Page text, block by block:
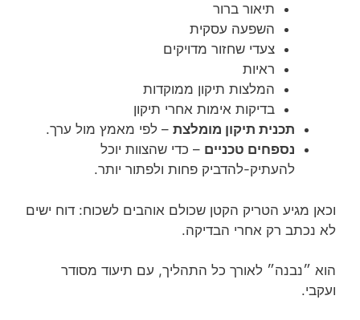
תיאור ברור
השפעה עסקית
צעדי שחזור מדויקים
ראיות
המלצות תיקון ממוקדות
בדיקות אימות אחרי תיקון
תכנית תיקון מומלצת – לפי מאמץ מול ערך.
נספחים טכניים – כדי שהצוות יוכל
להעתיק-להדביק פחות ולפתור יותר.
וכאן מגיע הטריק הקטן שכולם אוהבים לשכוח: דוח ישים
לא נכתב רק אחרי הבדיקה.
הוא ״נבנה״ לאורך כל התהליך, עם תיעוד מסודר
ועקבי.